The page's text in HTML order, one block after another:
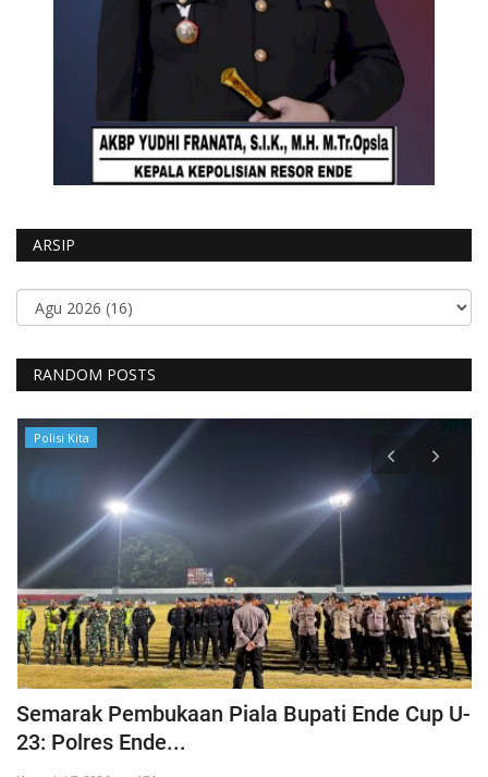
ARSIP
RANDOM POSTS
Polisi Kita
Semarak Pembukaan Piala Bupati Ende Cup U-
23: Polres Ende...